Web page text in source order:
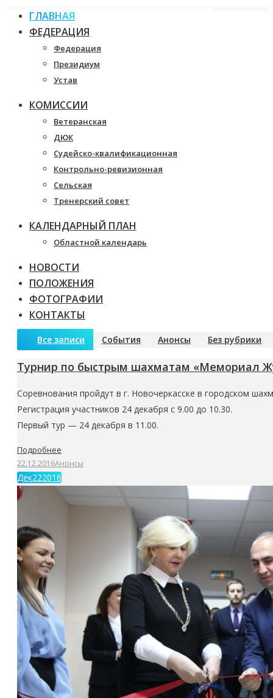
ГЛАВНАЯ
ФЕДЕРАЦИЯ
Федерация
Президиум
Устав
КОМИССИИ
Ветеранская
ДЮК
Судейско-квалификационная
Контрольно-ревизионная
Сельская
Тренерский совет
КАЛЕНДАРНЫЙ ПЛАН
Областной календарь
НОВОСТИ
ПОЛОЖЕНИЯ
ФОТОГРАФИИ
КОНТАКТЫ
Все записи События Анонсы Без рубрики
Турнир по быстрым шахматам «Мемориал
Соревнования пройдут в г. Новочеркасске в городском
Регистрация участников 24 декабря с 9.00 до 10.30.
Первый тур — 24 декабря в 11.00.
Подробнее
22.12.2016Анонсы
Дек222016